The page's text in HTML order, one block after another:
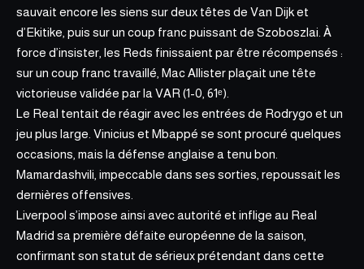
sauvait encore les siens sur deux têtes de Van Dijk et
d’Ekitike, puis sur un coup franc puissant de Szoboszlai. À
force d’insister, les Reds finissaient par être récompensés :
sur un coup franc travaillé, Mac Allister plaçait une tête
victorieuse validée par la VAR (1-0, 61ᵉ).
Le Real tentait de réagir avec les entrées de Rodrygo et un
jeu plus large. Vinicius et Mbappé se sont procuré quelques
occasions, mais la défense anglaise a tenu bon.
Mamardashvili, impeccable dans ses sorties, repoussait les
dernières offensives
Liverpool s’impose ainsi avec autorité et inflige au Real
Madrid sa première défaite européenne de la saison,
confirmant son statut de sérieux prétendant dans cette